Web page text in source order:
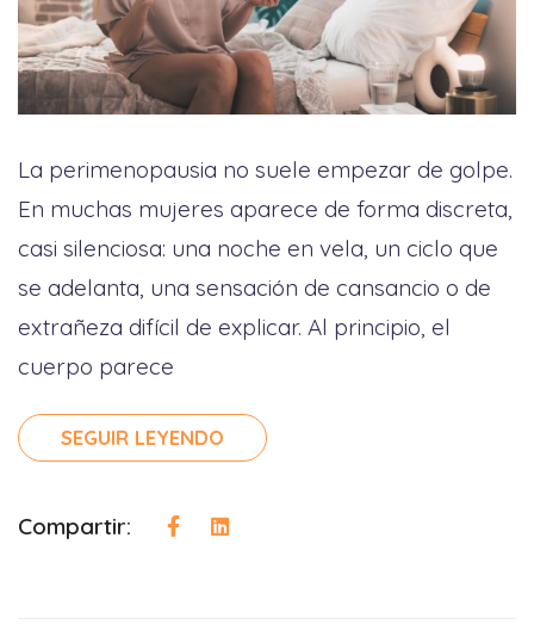
La perimenopausia no suele empezar de golpe.
En muchas mujeres aparece de forma discreta,
casi silenciosa: una noche en vela, un ciclo que
se adelanta, una sensación de cansancio o de
extrañeza difícil de explicar. Al principio, el
cuerpo parece
SEGUIR LEYENDO
Compartir: